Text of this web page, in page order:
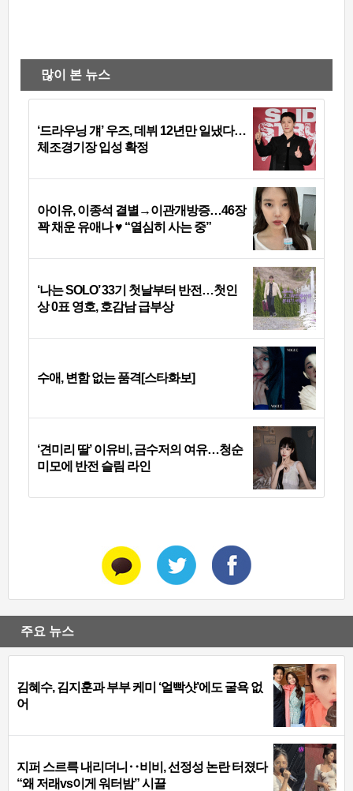
많이 본 뉴스
‘드라우닝 걔’ 우즈, 데뷔 12년만 일냈다…
체조경기장 입성 확정
아이유, 이종석 결별→이관개방증…46장
꽉 채운 유애나 ♥ “열심히 사는 중”
‘나는 SOLO’ 33기 첫날부터 반전…첫인
상 0표 영호, 호감남 급부상
수애, 변함 없는 품격[스타화보]
‘견미리 딸’ 이유비, 금수저의 여유…청순
미모에 반전 슬림 라인
주요 뉴스
김혜수, 김지훈과 부부 케미 ‘얼빡샷’에도 굴욕 없
어
지퍼 스르륵 내리더니‥비비, 선정성 논란 터졌다
“왜 저래vs이게 워터밤” 시끌